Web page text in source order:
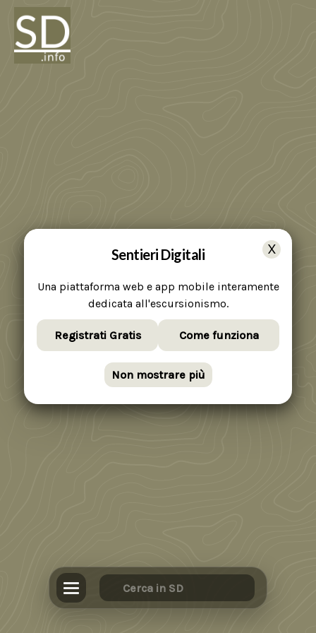
Sentieri Digitali
Una piattaforma web e app mobile interamente
dedicata all'escursionismo.
Registrati Gratis Come funziona
Non mostrare più